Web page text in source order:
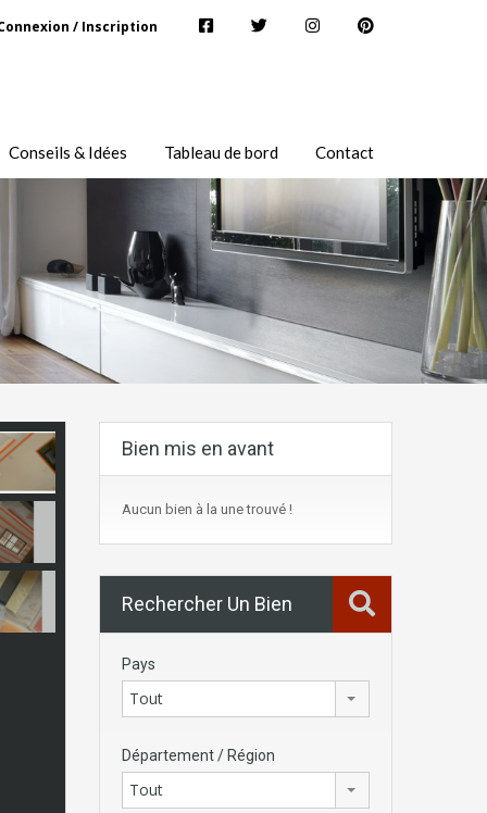
/ Inscription
Conseils & Idées Tableau de bord Contact
Bien mis en avant
Aucun bien à la une trouvé !
Rechercher Un Bien
Pays
Tout
Département / Région
Tout